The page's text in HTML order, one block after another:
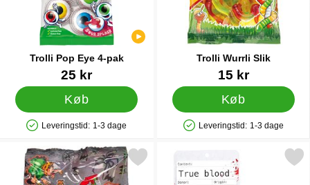
Trolli Pop Eye 4-pak
Varenr 4355625 kr
Køb
Produkttilgængelighed: På lager
Leveringstid: 1-3 dage
Trolli Wurrli Slik
Varenr 3762015 kr
Køb
Produkttilgængelighed: På lager
Leveringstid: 1-3 dage
Markér ghost Pops Slikkepinde som favorit
Markér blodposer til